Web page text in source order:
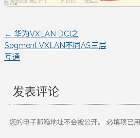
文
章
导
航
← 华为VXLAN DCI之
Segment VXLAN不同AS三层
互通
发表评论
您的电子邮箱地址不会被公开。 必填项已用